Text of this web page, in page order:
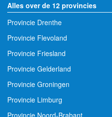
Alles over de 12 provincies
Provincie Drenthe
Provincie Flevoland
Provincie Friesland
Provincie Gelderland
Provincie Groningen
Provincie Limburg